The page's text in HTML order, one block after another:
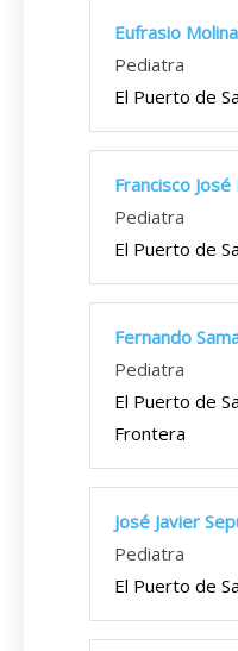
Eufrasio
Pediatra
El Puerto de
Francisco
Pediatra
El Puerto de
Fernando
Pediatra
El Puerto de
Frontera
José Javier
Pediatra
El Puerto de